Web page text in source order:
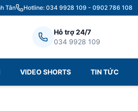
Tân Hotline: 034 9928 109 - 0902 786 108
Hỗ trợ 24/7
034 9928 109
VIDEO SHORTS TIN TỨC